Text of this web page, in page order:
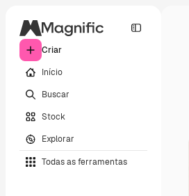
Criar
Início
Buscar
Stock
Explorar
Todas as ferramentas